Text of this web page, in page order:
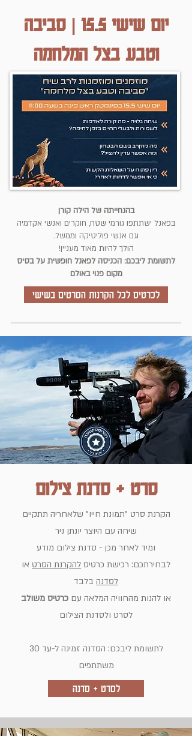
יום שישי 15.5 | סביבה
וטבע בצל המלחמה
בהנחייתה של הילה קורן
בפאנל ישתתפו גורמי שטח, חוקרים ואנשי אקדמיה
וגם אנשי פוליטיקה וממשל.
הולך להיות מאוד מעניין!
לתשומת ליבכם: הכניסה לפאנל חופשית על בסיס
מקום פנוי באולם
לכרטיס לכל הקרנות הסרטים בשישי
סרט + סדנת צילום
הקרנת סרט "תמונת חייו" שלאחריה תתקיים
שיחה עם היוצר יונתן ניר
ומיד לאחר מכן - סדנת צילום מודע
לבחירתכם: רכישת כרטיס להקרנת הסרט או
לסדנה בלבד
או להנות מהחוויה המלאה עם כרטיס משולב
לסרט ולסדנת הצילום
לתשומת ליבכם: הסדנה זמינה ל-עד 30
משתתפים
לסרט + סדנה